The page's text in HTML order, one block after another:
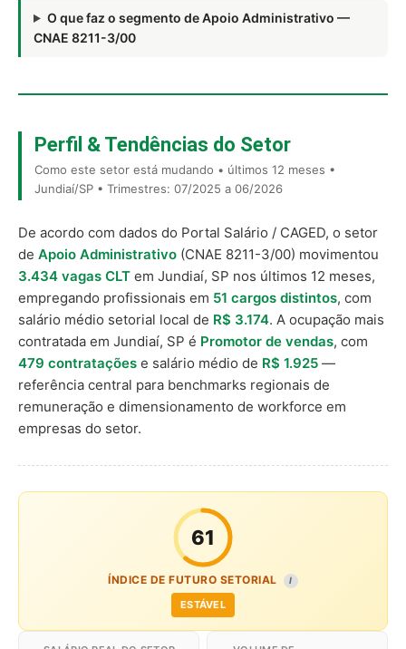
O que faz o segmento de Apoio Administrativo —
CNAE 8211-3/00
Perfil & Tendências do Setor
Como este setor está mudando • últimos 12 meses •
Jundiaí/SP • Trimestres: 07/2025 a 06/2026
De acordo com dados do Portal Salário / CAGED, o setor
de Apoio Administrativo (CNAE 8211-3/00) movimentou
3.434 vagas CLT em Jundiaí, SP nos últimos 12 meses,
empregando profissionais em 51 cargos distintos, com
salário médio setorial local de R$ 3.174. A ocupação mais
contratada em Jundiaí, SP é Promotor de vendas, com
479 contratações e salário médio de R$ 1.925 —
referência central para benchmarks regionais de
remuneração e dimensionamento de workforce em
empresas do setor.
61
ÍNDICE DE FUTURO SETORIAL I
ESTÁVEL